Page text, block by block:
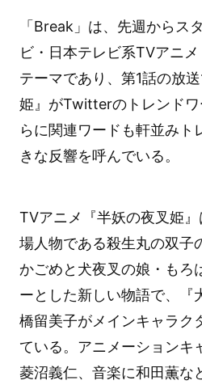
「Break」は、先週からス
ビ・日本テレビ系TVアニ
テーマであり、第1話の放
姫』がTwitterのトレンドワ
らに関連ワードも軒並みト
きな反響を呼んでいる。
TVアニメ『半妖の夜叉姫
場人物である殺生丸の双子
かごめと犬夜叉の娘・もろ
ーとした新しい物語で、『
橋留美子がメインキャラク
ている。アニメーションキ
菱沼義仁、音楽に和田薫な